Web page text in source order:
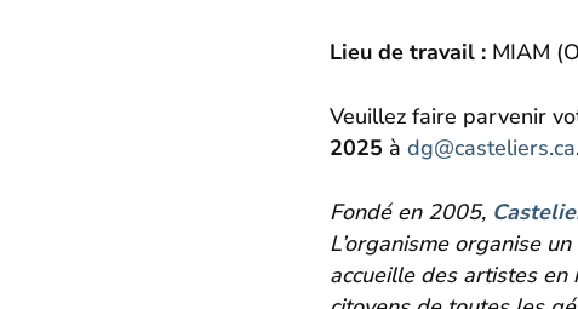
Lieu de travail : MIAM
Veuillez faire parvenir
2025 à dg@casteliers.ca.
Fondé en 2005,
L’organisme organise
accueille des artistes